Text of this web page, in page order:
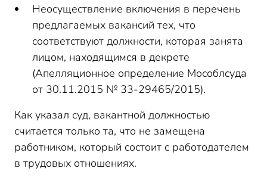
Неосуществление включения в перечень
предлагаемых вакансий тех, что
соответствуют должности, которая занята
лицом, находящимся в декрете
(Апелляционное определение Мособлсуда
от 30.11.2015 № 33-29465/2015).
Как указал суд, вакантной должностью
считается только та, что не замещена
работником, который состоит с работодателем
в трудовых отношениях.